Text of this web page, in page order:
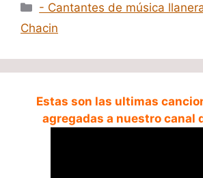
Categorías
- Cantantes de música
Chacin
Estas son las ultimas
agregadas a nuestro canal